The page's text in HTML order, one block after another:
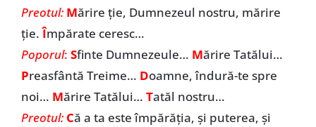
Preotul: Mărire ție, Dumnezeul nostru, mărire
ție.Împărate ceresc…
Poporul: Sfinte Dumnezeule… Mărire Tatălui…
Preasfântă Treime… Doamne, îndură-te spre
noi… Mărire Tatălui… Tatăl nostru…
Preotul: Că a ta este împărăția, și puterea, și